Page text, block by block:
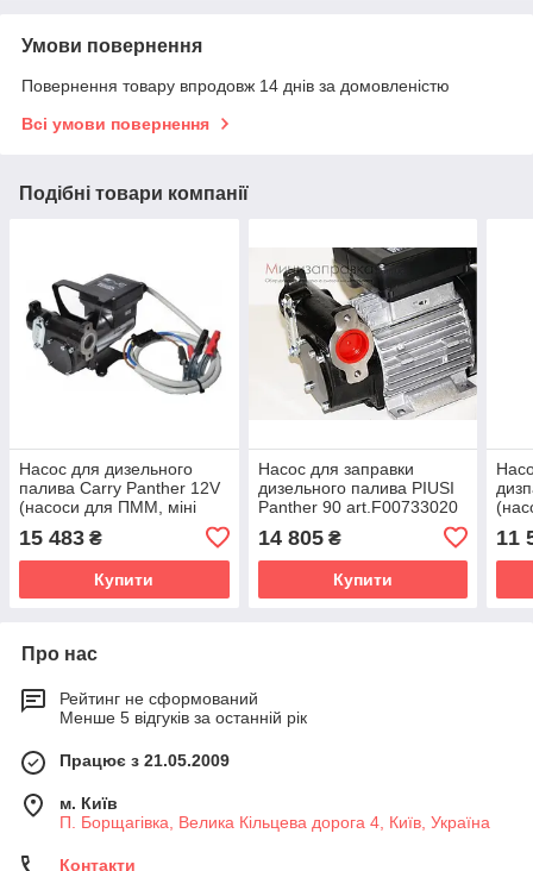
Умови повернення
Повернення товару впродовж 14 днів за домовленістю
Всі умови повернення
Подібні товари компанії
Насос для дизельного
палива Carry Panther 12V
(насоси для ПММ, міні
15 483 ₴
Купити
Насос для заправки
дизельного палива PIUSI
Panther 90 art.F00733020
14 805₴
Купити
11
Про нас
Рейтинг не сформований
Менше 5 відгуків за останній рік
Працює з 21.05.2009
м. Київ
П. Борщагівка, Велика Кільцева дорога 4, Київ, Україна
Контакти